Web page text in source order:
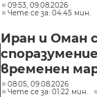
09:53, 09.08.2026
Чете се за: 04:45 мин.
Иран и Оман
временен
08:05, 09.08.2026
Чете се за: 01:22 мин.